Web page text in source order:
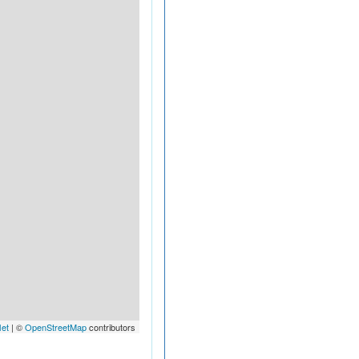
| ©OpenStreetMapcontributors